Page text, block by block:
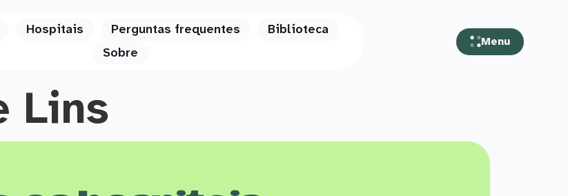
Hospitais Perguntas frequentes
Biblioteca
Sobre
Menu
Lins